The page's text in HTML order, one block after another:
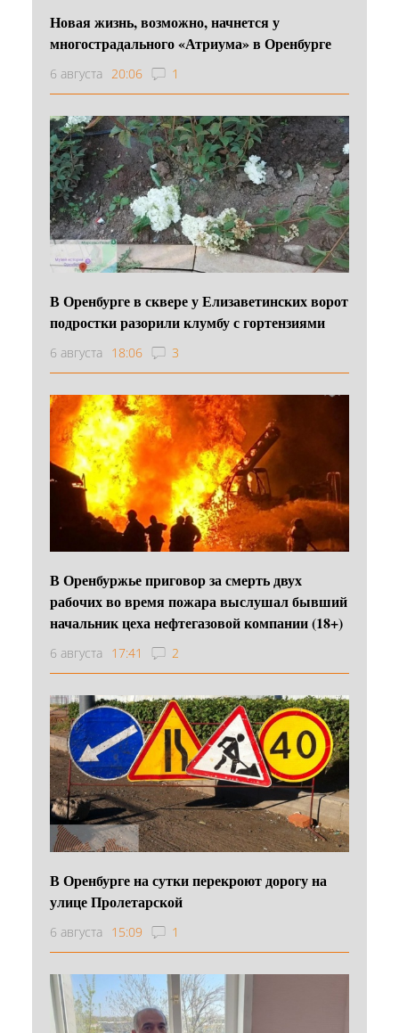
Новая жизнь, возможно, начнется у
многострадального «Атриума» в Оренбурге
6 августа 20:06 1
В Оренбурге в сквере у Елизаветинских ворот
подростки разорили клумбу с гортензиями
6 августа 18:06 3
В Оренбуржье приговор за смерть двух
рабочих во время пожара выслушал бывший
начальник цеха нефтегазовой компании (18+)
6 августа 17:41 2
В Оренбурге на сутки перекроют дорогу на
улице Пролетарской
6 августа 15:09 1